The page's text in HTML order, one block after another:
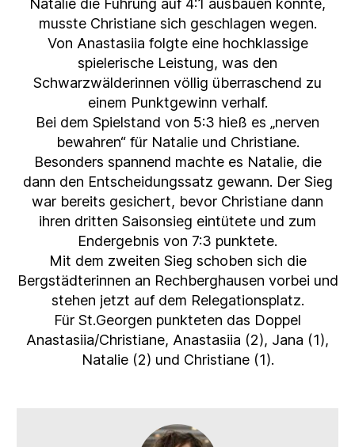
Natalie die Führung auf 4:1 ausbauen konnte,
musste Christiane sich geschlagen wegen.
Von Anastasiia folgte eine hochklassige
spielerische Leistung, was den
Schwarzwälderinnen völlig überraschend zu
einem Punktgewinn verhalf.
Bei dem Spielstand von 5:3 hieß es „nerven
bewahren“ für Natalie und Christiane.
Besonders spannend machte es Natalie, die
dann den Entscheidungssatz gewann. Der Sieg
war bereits gesichert, bevor Christiane dann
ihren dritten Saisonsieg eintütete und zum
Endergebnis von 7:3 punktete.
Mit dem zweiten Sieg schoben sich die
Bergstädterinnen an Rechberghausen vorbei und
stehen jetzt auf dem Relegationsplatz.
Für St.Georgen punkteten das Doppel
Anastasiia/Christiane, Anastasiia (2), Jana (1),
Natalie (2) und Christiane (1).